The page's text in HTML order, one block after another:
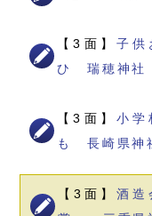
【3面】 子
ひ 瑞穂神社
【3面】 小
も 長崎県神
【3面】酒